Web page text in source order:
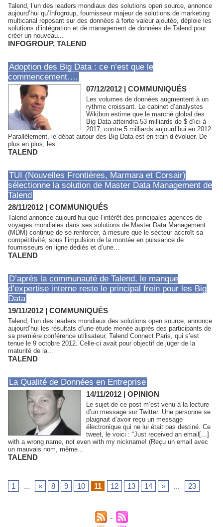
Talend, l’un des leaders mondiaux des solutions open source, annonce
aujourd’hui qu’Infogroup, fournisseur majeur de solutions de marketing
multicanal reposant sur des données à forte valeur ajoutée, déploie les
solutions d’intégration et de management de données de Talend pour
créer un nouveau...
INFOGROUP, TALEND
Adoption des Big Data : ce n’est que le
commencement….
07/12/2012 | COMMUNIQUÉS
Les volumes de données augmentent à un
rythme croissant. Le cabinet d’analystes
Wikibon estime que le marché global des
Big Data atteindra 53 milliards de $ d’ici à
2017, contre 5 milliards aujourd’hui en 2012.
Parallèlement, le débat autour des Big Data est en train d’évoluer. De
plus en plus, les...
TALEND
TUI (Nouvelles Frontières, Marmara et Corsair)
sélectionne la solution de Master Data Management de
Talend
28/11/2012 | COMMUNIQUÉS
Talend annonce aujourd’hui que l’intérêt des principales agences de
voyages mondiales dans ses solutions de Master Data Management
(MDM) continue de se renforcer, à mesure que le secteur accroît sa
compétitivité, sous l’impulsion de la montée en puissance de
fournisseurs en ligne dédiés et d’une...
TALEND
D’après la communauté de Talend, le manque
d’expertise interne reste le principal frein pour les Big
Data
19/11/2012 | COMMUNIQUÉS
Talend, l’un des leaders mondiaux des solutions open source, annonce
aujourd’hui les résultats d’une étude menée auprès des participants de
sa première conférence utilisateur, Talend Connect Paris, qui s’est
tenue le 9 octobre 2012. Celle-ci avait pour objectif de juger de la
maturité de la...
TALEND
La Qualité de Données en Entreprise
14/11/2012 | OPINION
Le sujet de ce post m’est venu à la lecture
d’un message sur Twitter. Une personne se
plaignait d’avoir reçu un message
électronique qui ne lui était pas destiné. Ce
tweet, le voici : “Just received an email[...]
with a wrong name, not even with my nickname! (Reçu un email avec
un mauvais nom, même...
TALEND
1 ... « 8 9 10 11 12 13 14 » ... 23